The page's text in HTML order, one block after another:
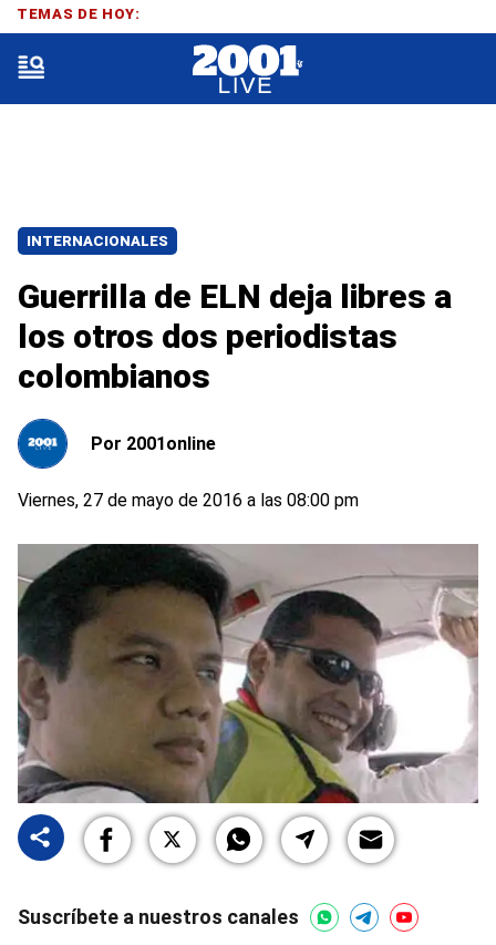
INTERNACIONALES
Guerrilla de ELN deja libres a
los otros dos periodistas
colombianos
Por 2001online
Viernes, 27 de mayo de 2016 a las 08:00 pm
Suscríbete a nuestros canales
TEMAS DE HOY: